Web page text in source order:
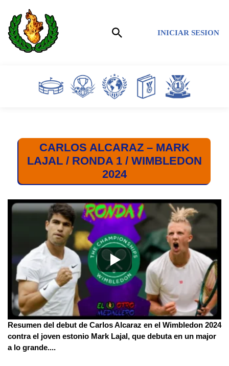
Saltar
al
contenido
INICIAR SESION
CARLOS ALCARAZ – MARK
LAJAL / RONDA 1 / WIMBLEDON
2024
Resumen del debut de Carlos Alcaraz en el Wimbledon 2024
contra el joven estonio Mark Lajal, que debuta en un major
a lo grande....